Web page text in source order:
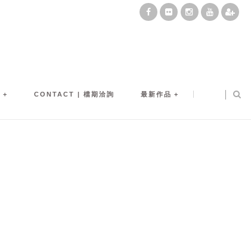
CONTACT | 檔期洽詢 最新作品